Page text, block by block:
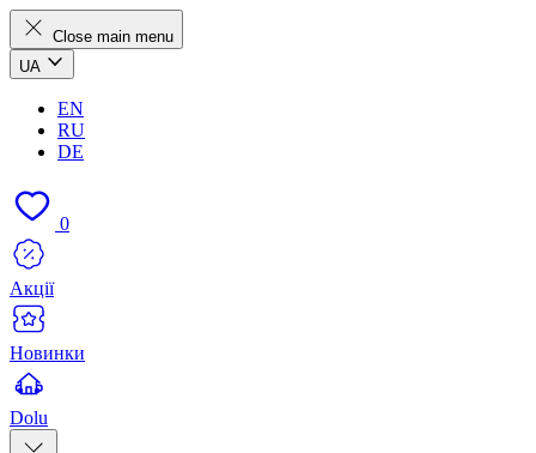
Close main menu
UA
EN
RU
DE
0
Акції
Новинки
Dolu